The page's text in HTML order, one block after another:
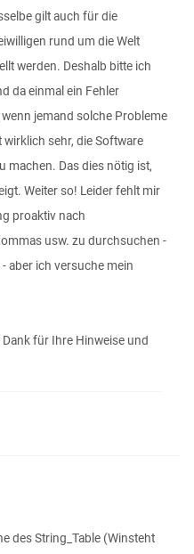
gilt auch für die
rund um die Welt
werden. Deshalb bitte ich
da einmal ein Fehler
jemand solche Probleme
sehr, die Software
machen. Das dies nötig ist,
Weiter so! Leider fehlt mir
proaktiv nach
usw. zu durchsuchen -
aber ich versuche mein
für Ihre Hinweise und
des String_Table (Winsteht